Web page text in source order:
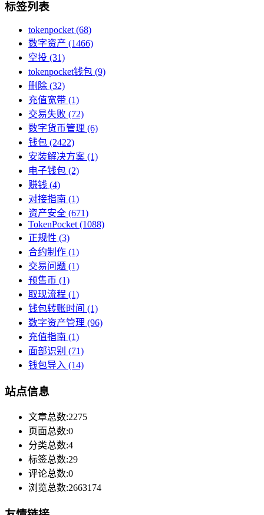
标签列表
tokenpocket (68)
数字资产 (1466)
空投 (31)
tokenpocket钱包 (9)
删除 (32)
充值宽带 (1)
交易失败 (72)
数字货币管理 (6)
钱包 (2422)
安装解决方案 (1)
电子钱包 (2)
赚钱 (4)
对接指南 (1)
资产安全 (671)
TokenPocket (1088)
正规性 (3)
合约制作 (1)
交易问题 (1)
预售币 (1)
取现流程 (1)
钱包转账时间 (1)
数字资产管理 (96)
充值指南 (1)
面部识别 (71)
钱包导入 (14)
站点信息
文章总数:2275
页面总数:0
分类总数:4
标签总数:29
评论总数:0
浏览总数:2663174